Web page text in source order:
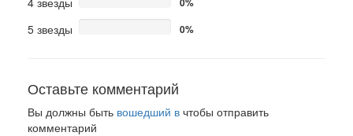
5 звезды 0%
Оставьте комментарий
Вы должны быть вошедший в чтобы отправить
комментарий